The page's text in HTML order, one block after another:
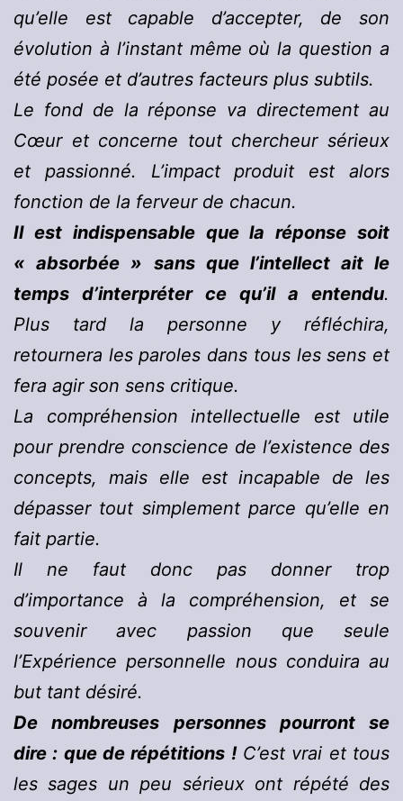
qu’elle est capable d’accepter, de son
évolution à l’instant même où la question a
été posée et d’autres facteurs plus subtils.
Le fond de la réponse va directement au
Cœur et concerne tout chercheur sérieux
et passionné. L’impact produit est alors
fonction de la ferveur de chacun.
Il est indispensable que la réponse soit
« absorbée » sans que l’intellect ait le
temps d’interpréter ce qu’il a entendu.
Plus tard la personne y réfléchira,
retournera les paroles dans tous les sens et
fera agir son sens critique.
La compréhension intellectuelle est utile
pour prendre conscience de l’existence des
concepts, mais elle est incapable de les
dépasser tout simplement parce qu’elle en
fait partie.
Il ne faut donc pas donner trop
d’importance à la compréhension, et se
souvenir avec passion que seule
l’Expérience personnelle nous conduira au
but tant désiré.
De nombreuses personnes pourront se
dire : que de répétitions !C’est vrai et tous
les sages un peu sérieux ont répété des